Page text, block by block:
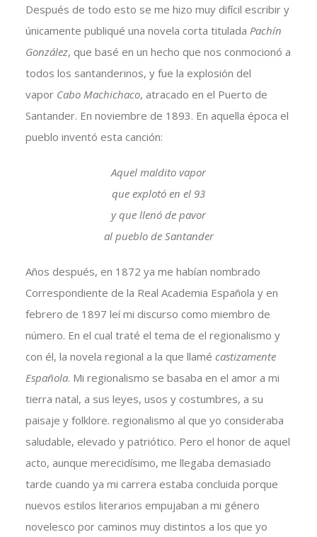
Después de todo esto se me hizo muy difícil escribir y
únicamente publiqué una novela corta titulada Pachín
González, que basé en un hecho que nos conmocionó a
todos los santanderinos, y fue la explosión del
vapor Cabo Machichaco, atracado en el Puerto de
Santander. En noviembre de 1893. En aquella época el
pueblo inventó esta canción:
Aquel maldito vapor
que explotó en el 93
y que llenó de pavor
al pueblo de Santander
Años después, en 1872 ya me habían nombrado
Correspondiente de la Real Academia Española y en
febrero de 1897 leí mi discurso como miembro de
número. En el cual traté el tema de el regionalismo y
con él, la novela regional a la que llamé castizamente
Española. Mi regionalismo se basaba en el amor a mi
tierra natal, a sus leyes, usos y costumbres, a su
paisaje y folklore. regionalismo al que yo consideraba
saludable, elevado y patriótico. Pero el honor de aquel
acto, aunque merecidísimo, me llegaba demasiado
tarde cuando ya mi carrera estaba concluida porque
nuevos estilos literarios empujaban a mi género
novelesco por caminos muy distintos a los que yo